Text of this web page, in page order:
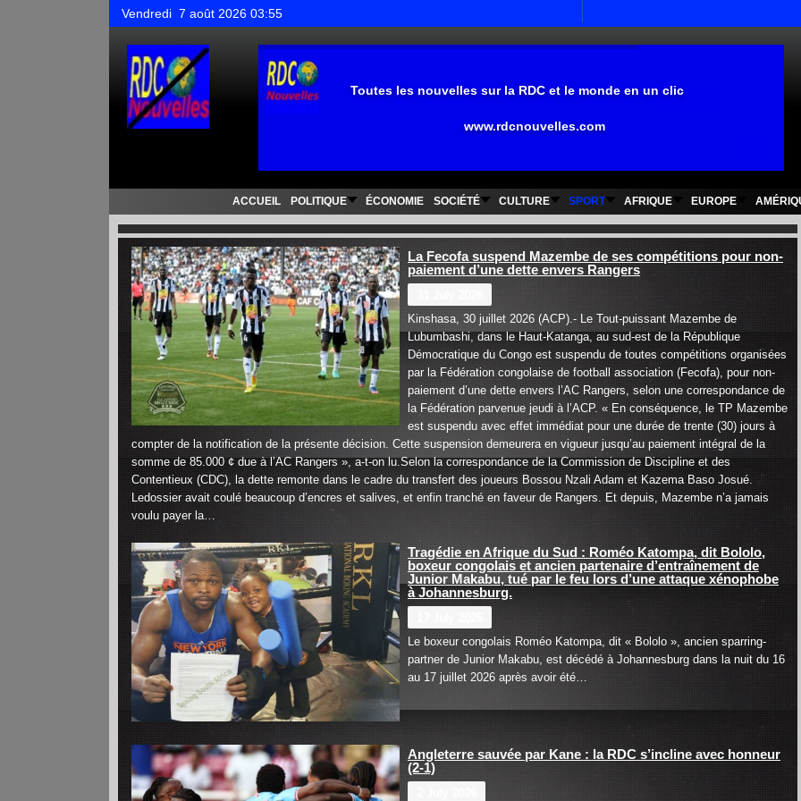
Vendredi 7 août 2026 03:55
www.rdcnouvelles.com
ACCUEIL POLITIQUE ÉCONOMIE SOCIÉTÉ CULTURE SPORT AFRIQUE EUROPE
La Fecofa suspend Mazembe de ses compétitions pour non-
paiement d’une dette envers Rangers
Kinshasa, 30 juillet 2026 (ACP).- Le Tout-puissant Mazembe de
Lubumbashi, dans le Haut-Katanga, au sud-est de la République
Démocratique du Congo est suspendu de toutes compétitions organisées
par la Fédération congolaise de football association (Fecofa), pour non-
paiement d’une dette envers l’AC Rangers, selon une correspondance de
la Fédération parvenue jeudi à l’ACP. « En conséquence, le TP Mazembe
est suspendu avec effet immédiat pour une durée de trente (30) jours à
compter de la notification de la présente décision. Cette suspension demeurera en vigueur jusqu’au paiement intégral de la
somme de 85.000 ¢ due à l’AC Rangers », a-t-on lu.Selon la correspondance de la Commission de Discipline et des
Contentieux (CDC), la dette remonte dans le cadre du transfert des joueurs Bossou Nzali Adam et Kazema Baso Josué.
Ledossier avait coulé beaucoup d’encres et salives, et enfin tranché en faveur de Rangers. Et depuis, Mazembe n’a jamais
voulu payer la…
Tragédie en Afrique du Sud : Roméo Katompa, dit Bololo,
boxeur congolais et ancien partenaire d’entraînement de
Junior Makabu, tué par le feu lors d’une attaque xénophobe
à Johannesburg.
Le boxeur congolais Roméo Katompa, dit « Bololo », ancien sparring-
partner de Junior Makabu, est décédé à Johannesburg dans la nuit du 16
au 17 juillet 2026 après avoir été…
Angleterre sauvée par Kane : la RDC s’incline avec honneur
(2-1)